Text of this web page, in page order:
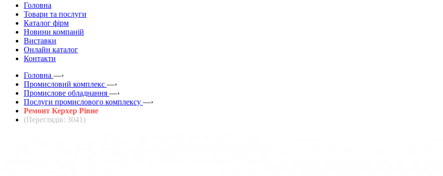
Головна
Товари та послуги
Каталог фірм
Новини компаній
Виставки
Онлайн каталог
Контакти
Головна —›
Промисловий комплекс —›
Промислове обладнання —›
Послуги промислового комплексу —›
Ремонт Керхер Рівне
(Переглядів: 3041)